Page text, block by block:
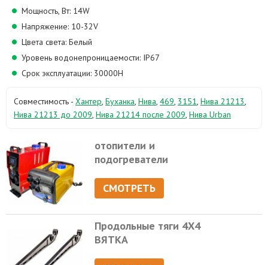
Мощность, Вт: 14W
Напряжение: 10-32V
Цвета света: Белый
Уровень водонепроницаемости: IP67
Срок эксплуатации: 30000H
Совместимость - Хантер, Буханка, Нива, 469, 3151, Нива 21213,
Нива 21213 до 2009, Нива 21214 после 2009, Нива Urban
отопители и
подогреватели
СМОТРЕТЬ
Продольные тяги 4Х4
ВЯТКА